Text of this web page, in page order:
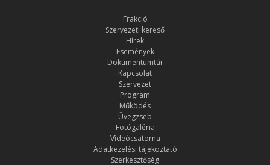
Frakció
Szervezeti kereső
Hírek
Események
Dokumentumtár
Kapcsolat
Szervezet
Program
Működés
Üvegzseb
Fotógaléria
Videócsatorna
Adatkezelési tájékoztató
Szerkesztőség